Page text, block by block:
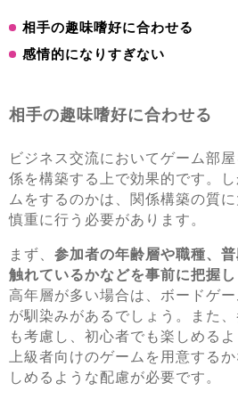
相手の趣味嗜好に合わせる
感情的になりすぎない
相手の趣味嗜好に合わせる
ビジネス交流においてゲーム部
係を構築する上で効果的です。
ムをするのかは、関係構築の質に
慎重に行う必要があります。
まず、 参加者の年齢層や職種、
触れているかなどを事前に把握し
高年層が多い場合は、ボードゲ
が馴染みがあるでしょう。また
も考慮し、初心者でも楽しめる
上級者向けのゲームを用意する
しめるような配慮が必要です。